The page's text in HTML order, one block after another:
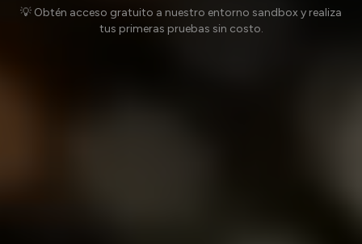
💡 Obtén acceso gratuito a nuestro entorno sandbox y realiza
tus primeras pruebas sin costo.